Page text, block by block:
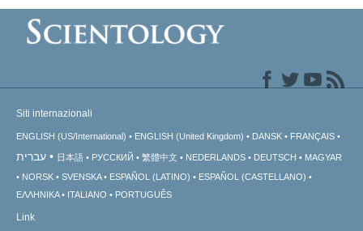
Siti internazionali
ENGLISH (US/International) ENGLISH (United Kingdom) DANSK FRANÇAIS
עברית 日本語 РУССКИЙ 繁體中文 NEDERLANDS DEUTSCH
MAGYAR
NORSK
SVENSKA ESPAÑOL (LATINO)
ESPAÑOL (CASTELLANO)
ΕΛΛΗΝΙΚA
ITALIANO PORTUGUÊS
Link